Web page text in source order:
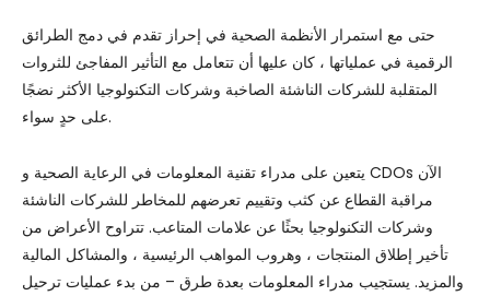
حتى مع استمرار الأنظمة الصحية في إحراز تقدم في دمج الطرائق
الرقمية في عملياتها ، كان عليها أن تتعامل مع التأثير المفاجئ للثروات
المتقلبة للشركات الناشئة الصاخبة وشركات التكنولوجيا الأكثر نضجًا
على حدٍ سواء.
يتعين على مدراء تقنية المعلومات في الرعاية الصحية و CDOs الآن
مراقبة القطاع عن كثب وتقييم تعرضهم للمخاطر للشركات الناشئة
وشركات التكنولوجيا بحثًا عن علامات المتاعب. تتراوح الأعراض من
تأخير إطلاق المنتجات ، وهروب المواهب الرئيسية ، والمشاكل المالية
والمزيد. يستجيب مدراء المعلومات بعدة طرق – من بدء عمليات ترحيل